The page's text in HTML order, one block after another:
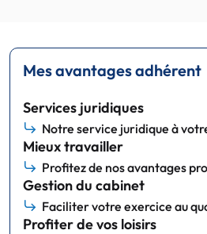
Mes avantages adhérent
Services juridiques
Notre service juridique à
Mieux travailler
Profitez de nos avantages
Gestion du cabinet
Faciliter votre exercice au
Profiter de vos loisirs